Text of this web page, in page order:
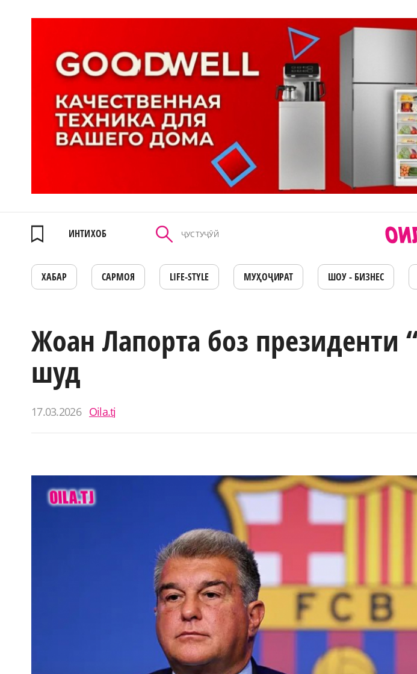
ИНТИХОБ
ХАБАР САРМОЯ LIFE-STYLE МУҲОҶИРАТ ШОУ - БИЗНЕС
Жоан Лапорта боз президенти
шуд
17.03.2026 Oila.tj